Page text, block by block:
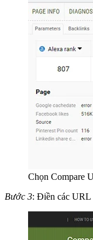
Chọn Compare
Bước 3: Điền các URL